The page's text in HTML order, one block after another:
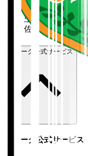
ホーム>
ヴァンラーレ八戸
佐々木 輝大
Ｊリーグ公式サービス
Ｊリーグ公式サービス